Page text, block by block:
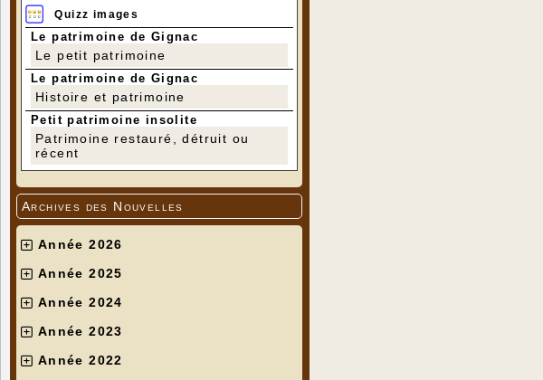
Quizz images
Le patrimoine de Gignac
Le petit patrimoine
Le patrimoine de Gignac
Histoire et patrimoine
Petit patrimoine insolite
Patrimoine restauré, détruit ou
récent
Archives des Nouvelles
Année 2026
Année 2025
Année 2024
Année 2023
Année 2022